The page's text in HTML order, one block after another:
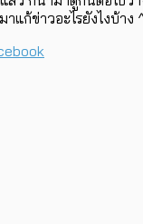
แก้ข่าวอะไรยังไงบ้าง